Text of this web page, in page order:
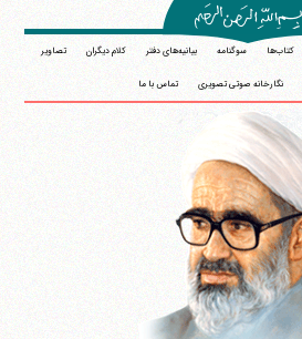
کتاب‌ها سوگنامه بیانیه‌های دفتر کلام دیگران تصاویر
نگارخانه صوتی تصویری تماس با ما